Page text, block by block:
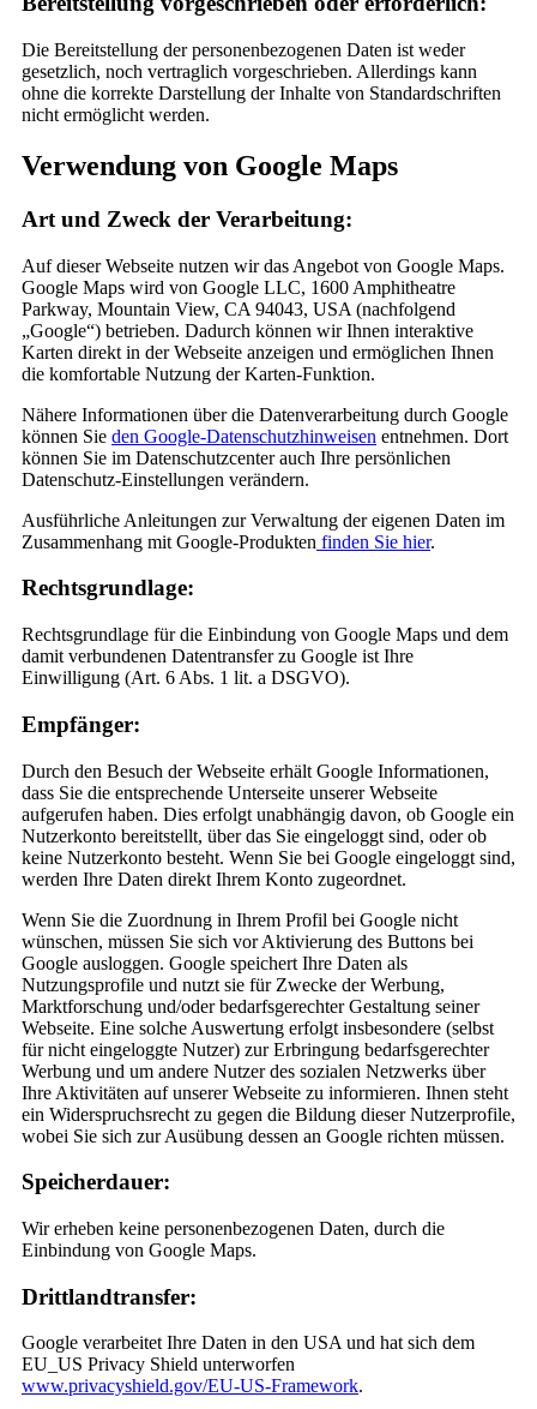
Die Bereitstellung der personenbezogenen Daten ist weder
gesetzlich, noch vertraglich vorgeschrieben. Allerdings kann
ohne die korrekte Darstellung der Inhalte von Standardschriften
nicht ermöglicht werden.
Verwendung von Google Maps
Art und Zweck der Verarbeitung:
Auf dieser Webseite nutzen wir das Angebot von Google Maps.
Google Maps wird von Google LLC, 1600 Amphitheatre
Parkway, Mountain View, CA 94043, USA (nachfolgend
„Google“) betrieben. Dadurch können wir Ihnen interaktive
Karten direkt in der Webseite anzeigen und ermöglichen Ihnen
die komfortable Nutzung der Karten-Funktion.
Nähere Informationen über die Datenverarbeitung durch Google
können Sie den Google-Datenschutzhinweisen entnehmen. Dort
können Sie im Datenschutzcenter auch Ihre persönlichen
Datenschutz-Einstellungen verändern.
Ausführliche Anleitungen zur Verwaltung der eigenen Daten im
Zusammenhang mit Google-Produkten finden Sie hier.
Rechtsgrundlage:
Rechtsgrundlage für die Einbindung von Google Maps und dem
damit verbundenen Datentransfer zu Google ist Ihre
Einwilligung (Art. 6 Abs. 1 lit. a DSGVO).
Empfänger:
Durch den Besuch der Webseite erhält Google Informationen,
dass Sie die entsprechende Unterseite unserer Webseite
aufgerufen haben. Dies erfolgt unabhängig davon, ob Google ein
Nutzerkonto bereitstellt, über das Sie eingeloggt sind, oder ob
keine Nutzerkonto besteht. Wenn Sie bei Google eingeloggt sind,
werden Ihre Daten direkt Ihrem Konto zugeordnet.
Wenn Sie die Zuordnung in Ihrem Profil bei Google nicht
wünschen, müssen Sie sich vor Aktivierung des Buttons bei
Google ausloggen. Google speichert Ihre Daten als
Nutzungsprofile und nutzt sie für Zwecke der Werbung,
Marktforschung und/oder bedarfsgerechter Gestaltung seiner
Webseite. Eine solche Auswertung erfolgt insbesondere (selbst
für nicht eingeloggte Nutzer) zur Erbringung bedarfsgerechter
Werbung und um andere Nutzer des sozialen Netzwerks über
Ihre Aktivitäten auf unserer Webseite zu informieren. Ihnen steht
ein Widerspruchsrecht zu gegen die Bildung dieser Nutzerprofile,
wobei Sie sich zur Ausübung dessen an Google richten müssen.
Speicherdauer:
Wir erheben keine personenbezogenen Daten, durch die
Einbindung von Google Maps.
Drittlandtransfer:
Google verarbeitet Ihre Daten in den USA und hat sich dem
EU_US Privacy Shield unterworfen
www.privacyshield.gov/EU-US-Framework.